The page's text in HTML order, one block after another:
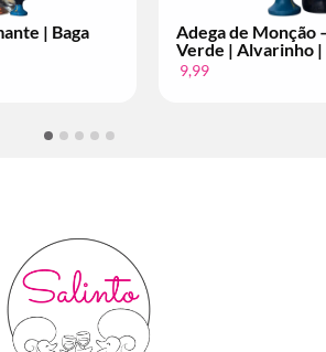
Adega de Monção – Vinho
Verde | Alvarinho | Per Fles